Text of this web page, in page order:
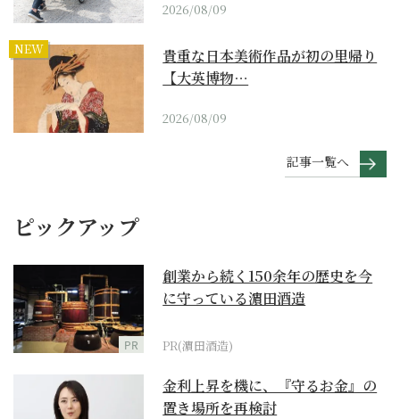
2026/08/09
NEW
貴重な日本美術作品が初の里帰り
【大英博物…
2026/08/09
記事一覧へ
ピックアップ
PR
創業から続く150余年の歴史を今
に守っている濵田酒造
PR(濵田酒造)
金利上昇を機に、『守るお金』の
置き場所を再検討